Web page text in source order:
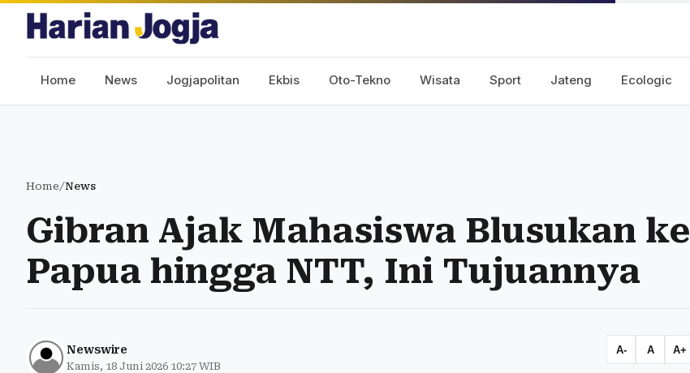
Home News Jogjapolitan Ekbis Oto-Tekno Wisata Sport Jateng Ecologic
Home/News
Gibran Ajak Mahasiswa Blusukan ke
Papua hingga NTT, Ini Tujuannya
Newswire
Kamis, 18 Juni 2026 10:27 WIB
A- A A+